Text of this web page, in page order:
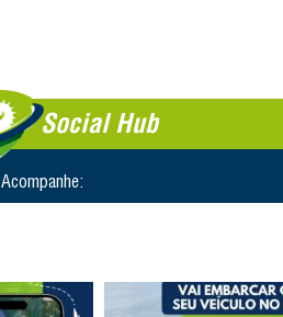
Social Hub
Acompanhe: